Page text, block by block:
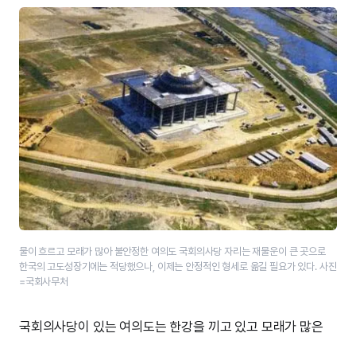
물이 흐르고 모래가 많아 불안정한 여의도 국회의사당 자리는 재물운이 큰 곳으로
한국의 고도성장기에는 적당했으나, 이제는 안정적인 형세로 옮길 필요가 있다. 사진
=국회사무처
국회의사당이 있는 여의도는 한강을 끼고 있고 모래가 많은